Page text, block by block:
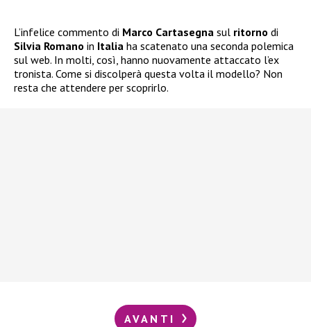
L’infelice commento di Marco Cartasegna sul ritorno di
Silvia Romano in Italia ha scatenato una seconda polemica
sul web. In molti, così, hanno nuovamente attaccato l’ex
tronista. Come si discolperà questa volta il modello? Non
resta che attendere per scoprirlo.
AVANTI